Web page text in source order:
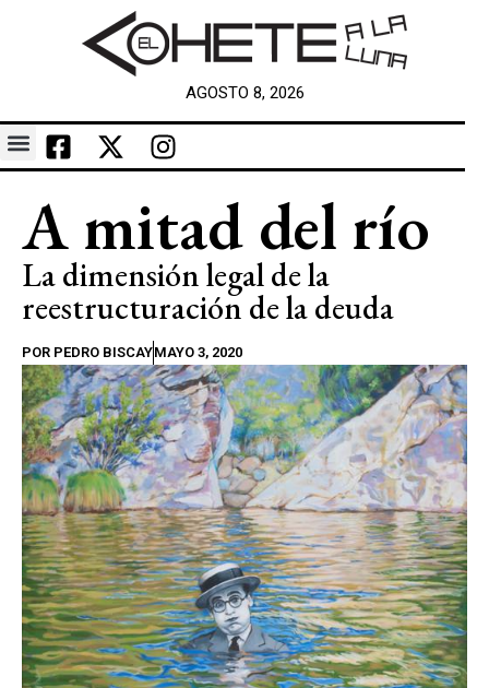
AGOSTO 8, 2026
A mitad del río
La dimensión legal de la
reestructuración de la deuda
POR PEDRO BISCAYMAYO 3, 2020